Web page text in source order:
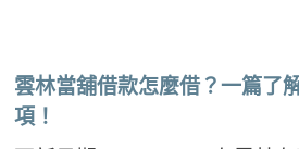
雲林當舖借款怎麼借？一篇了
項！